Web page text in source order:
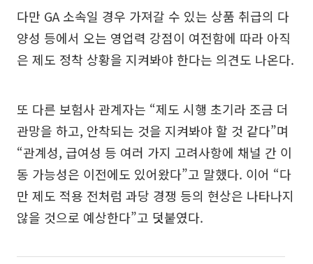
다만 GA 소속일 경우 가져갈 수 있는 상품 취급의 다
양성 등에서 오는 영업력 강점이 여전함에 따라 아직
은 제도 정착 상황을 지켜봐야 한다는 의견도 나온다.
또 다른 보험사 관계자는 “제도 시행 초기라 조금 더
관망을 하고, 안착되는 것을 지켜봐야 할 것 같다”며
“관계성, 급여성 등 여러 가지 고려사항에 채널 간 이
동 가능성은 이전에도 있어왔다”고 말했다. 이어 “다
만 제도 적용 전처럼 과당 경쟁 등의 현상은 나타나지
않을 것으로 예상한다”고 덧붙였다.